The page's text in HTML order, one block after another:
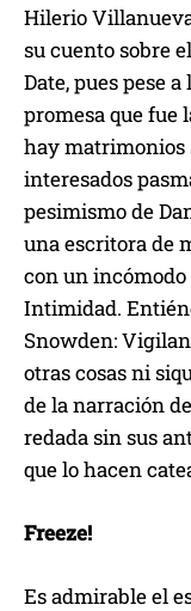
Hilerio
su cuento sobre
Date, pues pese
promesa que fue
hay matrimonios
interesados
pesimismo de
una escritora de
con un incómodo
Intimidad.
Snowden:
otras cosas ni
de la narración
redada sin sus
que lo hacen
Freeze!
Es admirable el